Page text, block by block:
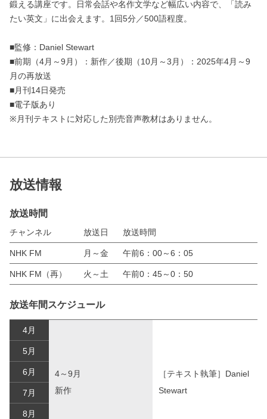
鍛える講座です。日常会話や名作文学など幅広い内容で、「読み
たい英文」に出会えます。1回5分／500語程度。
■監修：Daniel Stewart
■前期（4月～9月）：新作／後期（10月～3月）：2025年4月～9
月の再放送
■月刊14日発売
■電子版あり
※月刊テキストに対応した別売音声教材はありません。
放送情報
放送時間
チャンネル 放送日 放送時間
NHK FM 月～金 午前6：00～6：05
NHK FM（再） 火～土 午前0：45～0：50
放送年間スケジュール
4月
4～9月
新作
［テキスト執筆］Daniel
Stewart
5月
6月
7月
8月